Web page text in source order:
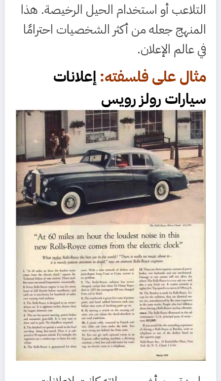
التلاعب أو استخدام الحيل الرخيصة. هذا
المنهج جعله من أكثر الشخصيات احترامًا
في عالم الإعلان.
مثال على فلسفته:إعلانات
سيارات رولز رويس